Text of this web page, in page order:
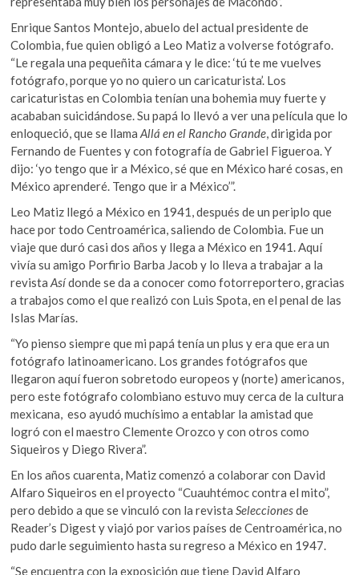
Enrique Santos Montejo, abuelo del actual presidente de
Colombia, fue quien obligó a Leo Matiz a volverse fotógrafo.
“Le regala una pequeñita cámara y le dice: ‘tú te me vuelves
fotógrafo, porque yo no quiero un caricaturista’. Los
caricaturistas en Colombia tenían una bohemia muy fuerte y
acababan suicidándose. Su papá lo llevó a ver una película que lo
enloqueció, que se llamaAllá en el Rancho Grande, dirigida por
Fernando de Fuentes y con fotografía de Gabriel Figueroa. Y
dijo: ‘yo tengo que ir a México, sé que en México haré cosas, en
México aprenderé. Tengo que ir a México’”.
Leo Matiz llegó a México en 1941, después de un periplo que
hace por todo Centroamérica, saliendo de Colombia. Fue un
viaje que duró casi dos años y llega a México en 1941. Aquí
vivía su amigo Porfirio Barba Jacob y lo lleva a trabajar a la
revistaAsídonde se da a conocer como fotorreportero, gracias
a trabajos como el que realizó con Luis Spota, en el penal de las
Islas Marías.
“Yo pienso siempre que mi papá tenía un plus y era que era un
fotógrafo latinoamericano. Los grandes fotógrafos que
llegaron aquí fueron sobretodo europeos y (norte) americanos,
pero este fotógrafo colombiano estuvo muy cerca de la cultura
mexicana, eso ayudó muchísimo a entablar la amistad que
logró con el maestro Clemente Orozco y con otros como
Siqueiros y Diego Rivera”.
En los años cuarenta, Matiz comenzó a colaborar con David
Alfaro Siqueiros en el proyecto “Cuauhtémoc contra el mito”,
pero debido a que se vinculó con la revistaSeleccionesde
Reader’s Digest y viajó por varios países de Centroamérica, no
pudo darle seguimiento hasta su regreso a México en 1947.
“Se encuentra con la exposición que tiene David Alfaro